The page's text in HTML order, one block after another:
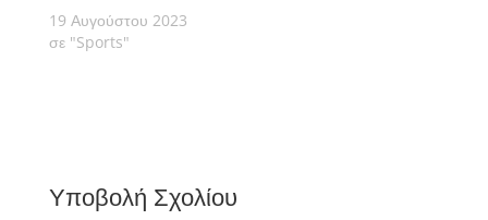
19 Αυγούστου 2023
σε "Sports"
Υποβολή Σχολίου